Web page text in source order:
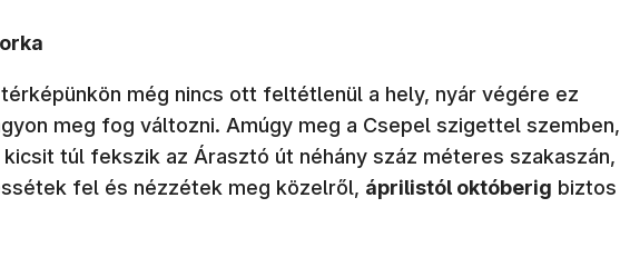
még nincs ott feltétlenül a hely, nyár végére ez
meg fog változni. Amúgy meg a Csepel szigettel szemben,
kicsit túl fekszik az Árasztó út néhány száz méteres szakaszán,
fel és nézzétek meg közelről, áprilistól októberig biztos